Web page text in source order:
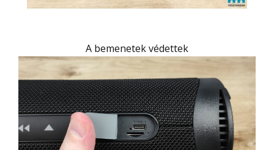
A bemenetek védettek